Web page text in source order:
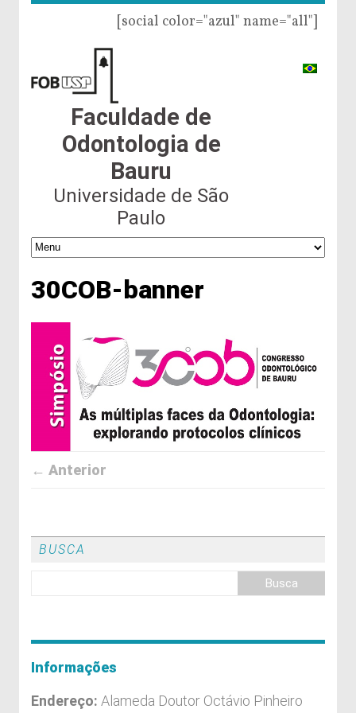
[social color="azul" name="all"]
Faculdade de
Odontologia de
Bauru
Universidade de São
Paulo
30COB-banner
← Anterior
BUSCA
Informações
Endereço: Alameda Doutor Octávio Pinheiro